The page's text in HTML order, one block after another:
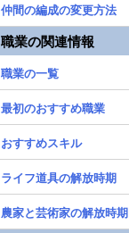
仲間の編成の変更方法
職業の関連情報
職業の一覧
最初のおすすめ職業
おすすめスキル
ライフ道具の解放時期
農家と芸術家の解放時期